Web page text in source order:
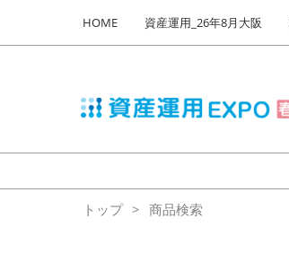
キ
し
て
to
HOME 資産運用_26年8月大阪
トップ 商品検索